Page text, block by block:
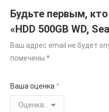
Будьте первым,
«HDD 500GB WD,
Ваш адрес email не будет
помечены *
Ваша оценка *